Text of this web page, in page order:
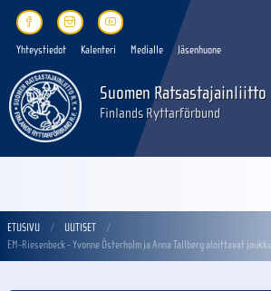
Yhteystiedot Kalenteri Medialle Jäsenhuone
Suomen Ratsastajainliitto
Finlands Ryttarförbund
ETUSIVU
UUTISET
EM-Riesenbeck - Yvonne Österholm ja Anna Tallberg aloittavat